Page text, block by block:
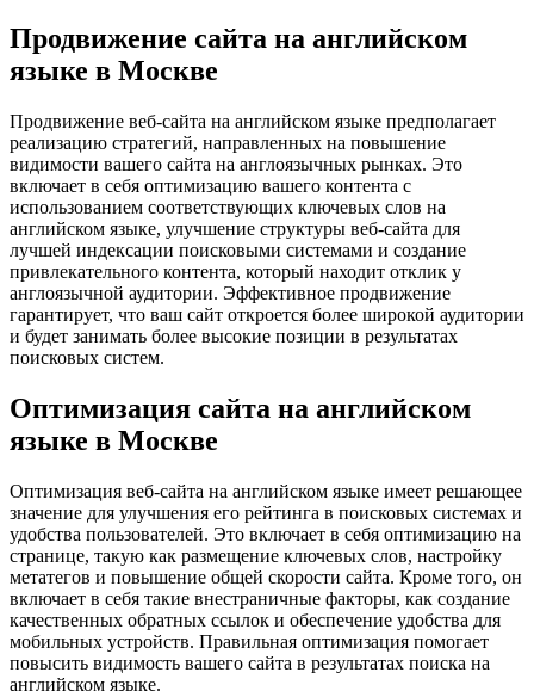
Продвижение сайта на английском
языке в Москве
Продвижение веб-сайта на английском языке предполагает
реализацию стратегий, направленных на повышение
видимости вашего сайта на англоязычных рынках. Это
включает в себя оптимизацию вашего контента с
использованием соответствующих ключевых слов на
английском языке, улучшение структуры веб-сайта для
лучшей индексации поисковыми системами и создание
привлекательного контента, который находит отклик у
англоязычной аудитории. Эффективное продвижение
гарантирует, что ваш сайт откроется более широкой аудитории
и будет занимать более высокие позиции в результатах
поисковых систем.
Оптимизация сайта на английском
языке в Москве
Оптимизация веб-сайта на английском языке имеет решающее
значение для улучшения его рейтинга в поисковых системах и
удобства пользователей. Это включает в себя оптимизацию на
странице, такую ​​как размещение ключевых слов, настройку
метатегов и повышение общей скорости сайта. Кроме того, он
включает в себя такие внестраничные факторы, как создание
качественных обратных ссылок и обеспечение удобства для
мобильных устройств. Правильная оптимизация помогает
повысить видимость вашего сайта в результатах поиска на
английском языке.